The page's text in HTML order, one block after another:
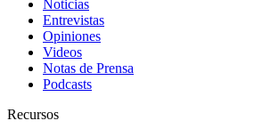
Noticias
Entrevistas
Opiniones
Videos
Notas de Prensa
Podcasts
Recursos